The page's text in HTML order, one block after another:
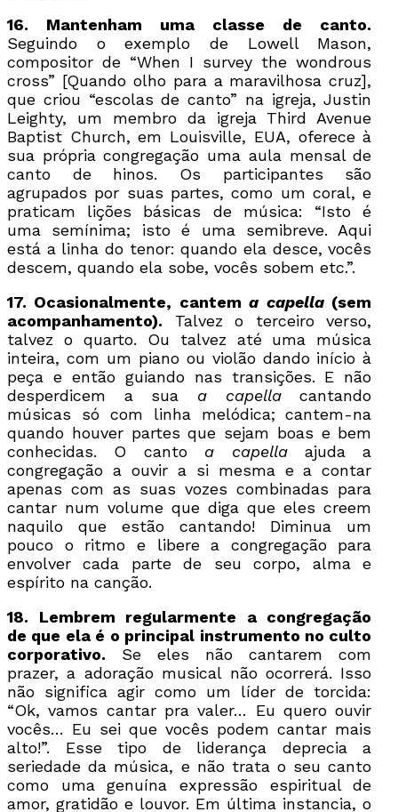
16. Mantenham uma classe de canto.
Seguindo o exemplo de Lowell Mason,
compositor de “When I survey the wondrous
cross” [Quando olho para a maravilhosa cruz],
que criou “escolas de canto” na igreja, Justin
Leighty, um membro da igreja Third Avenue
Baptist Church, em Louisville, EUA, oferece à
sua própria congregação uma aula mensal de
canto de hinos. Os participantes são
agrupados por suas partes, como um coral, e
praticam lições básicas de música: “Isto é
uma semínima; isto é uma semibreve. Aqui
está a linha do tenor: quando ela desce, vocês
descem, quando ela sobe, vocês sobem etc.”.
17. Ocasionalmente, cantema capella(sem
acompanhamento). Talvez o terceiro verso,
talvez o quarto. Ou talvez até uma música
inteira, com um piano ou violão dando início à
peça e então guiando nas transições. E não
desperdicem a sua a capellacantando
músicas só com linha melódica; cantem-na
quando houver partes que sejam boas e bem
conhecidas. O canto a capellaajuda a
congregação a ouvir a si mesma e a contar
apenas com as suas vozes combinadas para
cantar num volume que diga que eles creem
naquilo que estão cantando! Diminua um
pouco o ritmo e libere a congregação para
envolver cada parte de seu corpo, alma e
espírito na canção.
18. Lembrem regularmente a congregação
de que ela é o principal instrumento no culto
corporativo. Se eles não cantarem com
prazer, a adoração musical não ocorrerá. Isso
não significa agir como um líder de torcida:
“Ok, vamos cantar pra valer… Eu quero ouvir
vocês… Eu sei que vocês podem cantar mais
alto!”. Esse tipo de liderança deprecia a
seriedade da música, e não trata o seu canto
como uma genuína expressão espiritual de
amor, gratidão e louvor. Em última instancia, o